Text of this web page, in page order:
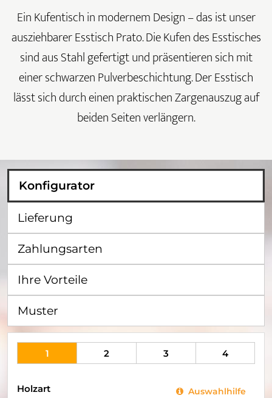
Ein Kufentisch in modernem Design – das ist unser
ausziehbarer Esstisch Prato. Die Kufen des Esstisches
sind aus Stahl gefertigt und präsentieren sich mit
einer schwarzen Pulverbeschichtung. Der Esstisch
lässt sich durch einen praktischen Zargenauszug auf
beiden Seiten verlängern.
Konfigurator
Lieferung
Zahlungsarten
Ihre Vorteile
Muster
1 2 3 4
Holzart Auswahlhilfe